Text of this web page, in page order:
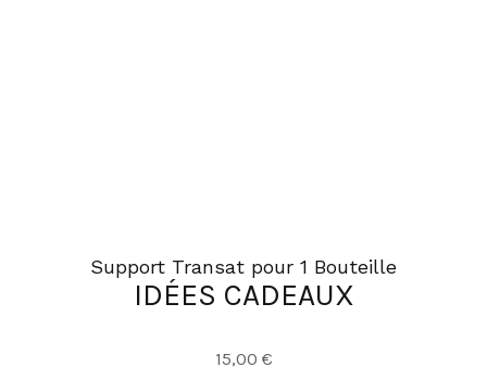
Support Transat pour 1 Bouteille
IDÉES CADEAUX
15,00 €